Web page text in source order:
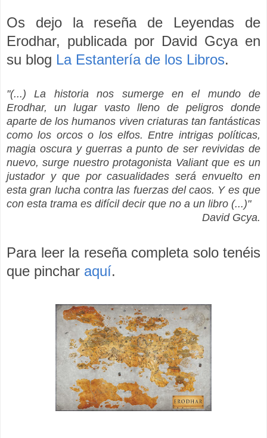
Os dejo la reseña de Leyendas de
Erodhar, publicada por David Gcya en
su blog La Estantería de los Libros.
"(...) La historia nos sumerge en el mundo de
Erodhar, un lugar vasto lleno de peligros donde
aparte de los humanos viven criaturas tan fantásticas
como los orcos o los elfos. Entre intrigas políticas,
magia oscura y guerras a punto de ser revividas de
nuevo, surge nuestro protagonista Valiant que es un
justador y que por casualidades será envuelto en
esta gran lucha contra las fuerzas del caos. Y es que
con esta trama es difícil decir que no a un libro (...)"
David Gcya.
Para leer la reseña completa solo tenéis
que pinchar aquí.